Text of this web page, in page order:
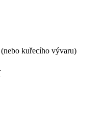
kuřecího vývaru)